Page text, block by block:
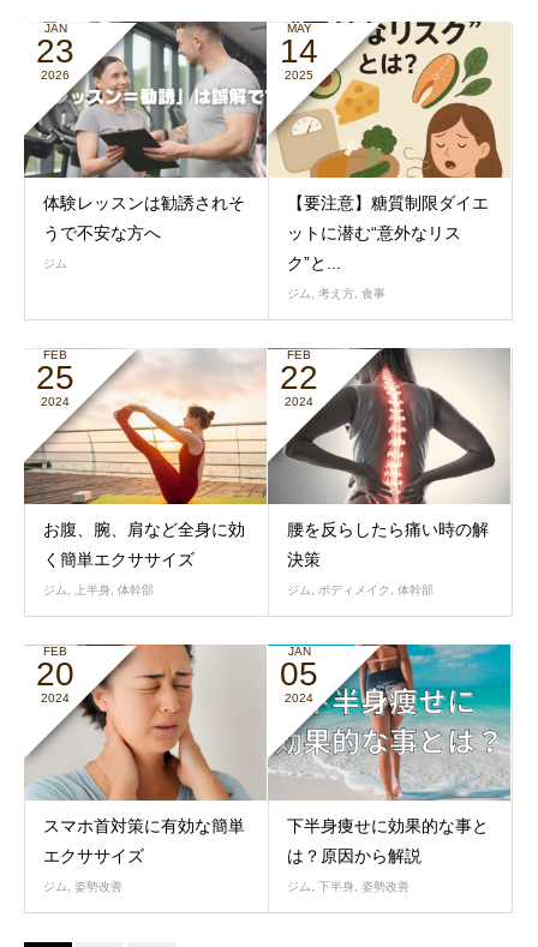
JAN
23
2026
体験レッスンは勧誘されそ
うで不安な方へ
ジム
MAY
14
2025
【要注意】糖質制限ダイエ
ットに潜む“意外なリス
ク”と...
ジム, 考え方, 食事
FEB
25
2024
お腹、腕、肩など全身に効
く簡単エクササイズ
ジム, 上半身, 体幹部
FEB
22
2024
腰を反らしたら痛い時の解
決策
ジム, ボディメイク , 体幹部
FEB
20
2024
スマホ首対策に有効な簡単
エクササイズ
ジム, 姿勢改善
JAN
05
2024
下半身痩せに効果的な事と
は？原因から解説
ジム, 下半身, 姿勢改善